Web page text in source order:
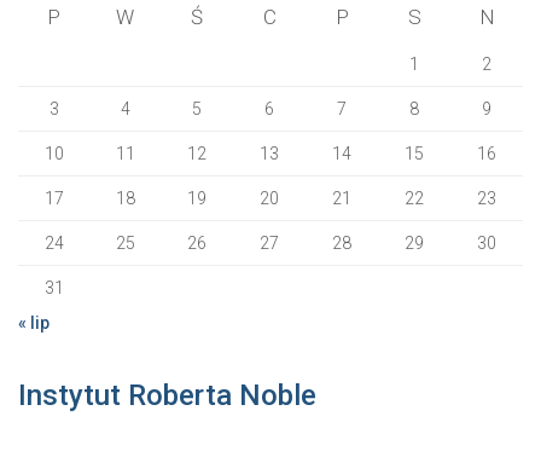
P W Ś C P S N
1 2
3 4 5 6 7 8 9
10 11 12 13 14 15 16
17 18 19 20 21 22 23
24 25 26 27 28 29 30
31
« lip
Instytut Roberta Noble